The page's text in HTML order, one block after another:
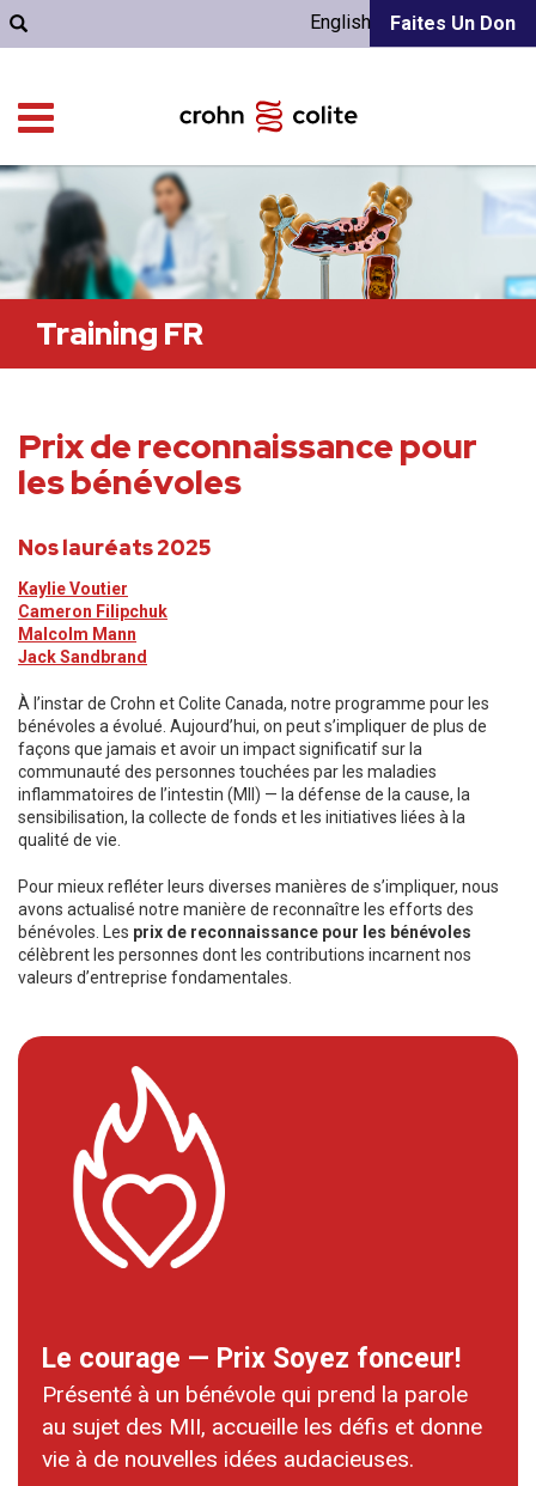
Faites Un Don
English
Training FR
Prix de reconnaissance pour
les bénévoles
Nos lauréats 2025
Kaylie Voutier
Cameron Filipchuk
Malcolm Mann
Jack Sandbrand
À l’instar de Crohn et Colite Canada, notre programme pour les
bénévoles a évolué. Aujourd’hui, on peut s’impliquer de plus de
façons que jamais et avoir un impact significatif sur la
communauté des personnes touchées par les maladies
inflammatoires de l’intestin (MII) — la défense de la cause, la
sensibilisation, la collecte de fonds et les initiatives liées à la
qualité de vie.
Pour mieux refléter leurs diverses manières de s’impliquer, nous
avons actualisé notre manière de reconnaître les efforts des
bénévoles. Les prix de reconnaissance pour les bénévoles
célèbrent les personnes dont les contributions incarnent nos
valeurs d’entreprise fondamentales.
Le courage — Prix Soyez fonceur!
Présenté à un bénévole qui prend la parole
au sujet des MII, accueille les défis et donne
vie à de nouvelles idées audacieuses.